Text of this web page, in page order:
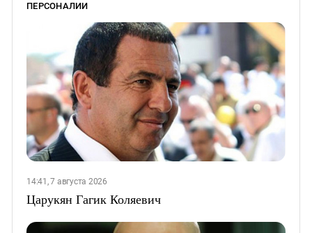
ПЕРСОНАЛИИ
14:41, 7 августа 2026
Царукян Гагик Коляевич